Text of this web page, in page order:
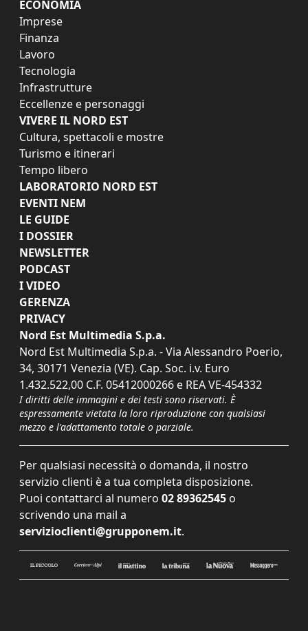
ECONOMIA
Imprese
Finanza
Lavoro
Tecnologia
Infrastrutture
Eccellenze e personaggi
VIVERE IL NORD EST
Cultura, spettacoli e mostre
Turismo e itinerari
Tempo libero
LABORATORIO NORD EST
EVENTI NEM
LE GUIDE
I DOSSIER
NEWSLETTER
PODCAST
I VIDEO
GERENZA
PRIVACY
Nord Est Multimedia S.p.a.
Nord Est Multimedia S.p.a. - Via Alessandro Poerio,
34, 30171 Venezia (VE). Cap. Soc. i.v. Euro
1.432.522,00 C.F. 05412000266 e REA VE-454332
I diritti delle immagini e dei testi sono riservati. È
espressamente vietata la loro riproduzione con qualsiasi
mezzo e l'adattamento totale o parziale.
Per qualsiasi necessità o domanda, il nostro
servizio clienti è a tua completa disposizione.
Puoi contattarci al numero 02 89362545 o
scrivendo una mail a
servizioclienti@grupponem.it.